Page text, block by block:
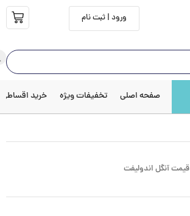
ورود | ثبت نام
صفحه اصلی تخفیفات ویژه خرید اقساطی
قیمت آنگل اندولیفت